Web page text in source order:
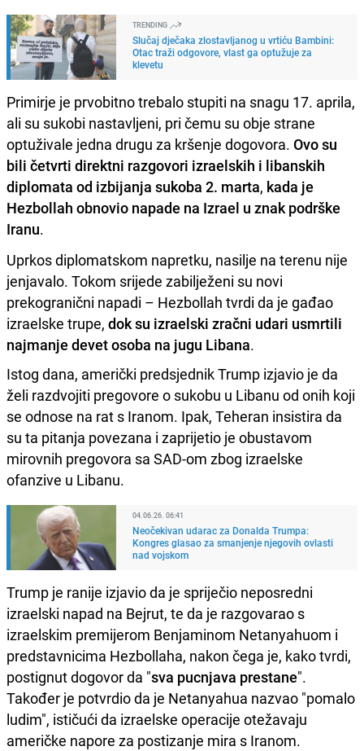
TRENDING
Slučaj dječaka zlostavljanog u vrtiću Bambini:
Otac traži odgovore, vlast ga optužuje za
klevetu
Primirje je prvobitno trebalo stupiti na snagu 17. aprila,
ali su sukobi nastavljeni, pri čemu su obje strane
optuživale jedna drugu za kršenje dogovora. Ovo su
bili četvrti direktni razgovori izraelskih i libanskih
diplomata od izbijanja sukoba 2. marta, kada je
Hezbollah obnovio napade na Izrael u znak podrške
Iranu.
Uprkos diplomatskom napretku, nasilje na terenu nije
jenjavalo. Tokom srijede zabilježeni su novi
prekogranični napadi – Hezbollah tvrdi da je gađao
izraelske trupe, dok su izraelski zračni udari usmrtili
najmanje devet osoba na jugu Libana.
Istog dana, američki predsjednik Trump izjavio je da
želi razdvojiti pregovore o sukobu u Libanu od onih koji
se odnose na rat s Iranom. Ipak, Teheran insistira da
su ta pitanja povezana i zaprijetio je obustavom
mirovnih pregovora sa SAD-om zbog izraelske
ofanzive u Libanu.
04.06.26. 06:41
Neočekivan udarac za Donalda Trumpa:
Kongres glasao za smanjenje njegovih ovlasti
nad vojskom
Trump je ranije izjavio da je spriječio neposredni
izraelski napad na Bejrut, te da je razgovarao s
izraelskim premijerom Benjaminom Netanyahuom i
predstavnicima Hezbollaha, nakon čega je, kako tvrdi,
postignut dogovor da "sva pucnjava prestane".
Također je potvrdio da je Netanyahua nazvao "pomalo
ludim", ističući da izraelske operacije otežavaju
američke napore za postizanje mira s Iranom.